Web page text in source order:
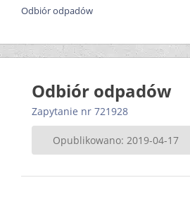
Odbiór odpadów
Odbiór odpadów
Zapytanie nr 721928
Opublikowano: 2019-04-17